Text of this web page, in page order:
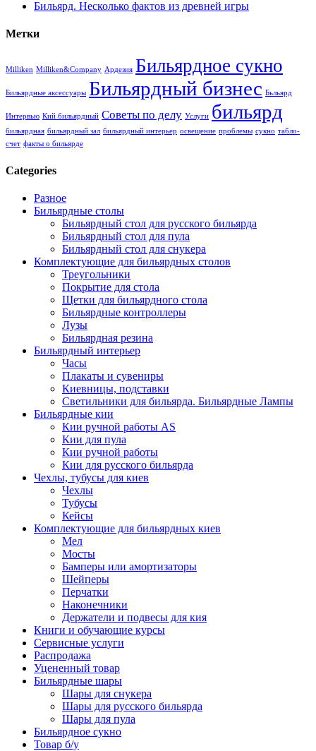
Бильярд. Несколько фактов из древней игры
Метки
Milliken Milliken&Company Ардезия Бильярдное сукно
Бильярдные аксессуары Бильярдный бизнес Бьльярд
Интервью Кий бильярдный Советы по делу Услуги бильярд
бильярдная бильярдный зал бильярдный интерьер освещение проблемы сукно табло-
счет факты о бильярде
Categories
Разное
Бильярдные столы
Бильярдный стол для русского бильярда
Бильярдный стол для пула
Бильярдный стол для снукера
Комплектующие для бильярдных столов
Треугольники
Покрытие для стола
Щетки для бильярдного стола
Бильярдные контроллеры
Лузы
Бильярдная резина
Бильярдный интерьер
Часы
Плакаты и сувениры
Киевницы, подставки
Светильники для бильярда. Бильярдные Лампы
Бильярдные кии
Кии ручной работы AS
Кии для пула
Кии ручной работы
Кии для русского бильярда
Чехлы, тубусы для киев
Чехлы
Тубусы
Кейсы
Комплектующие для бильярдных киев
Мел
Мосты
Бамперы или амортизаторы
Шейперы
Перчатки
Наконечники
Держатели и подвесы для кия
Книги и обучающие курсы
Сервисные услуги
Распродажа
Уцененный товар
Бильярдные шары
Шары для снукера
Шары для русского бильярда
Шары для пула
Бильярдное сукно
Товар б/у